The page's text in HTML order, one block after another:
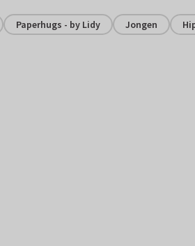
Paperhugs - by Lidy Jongen